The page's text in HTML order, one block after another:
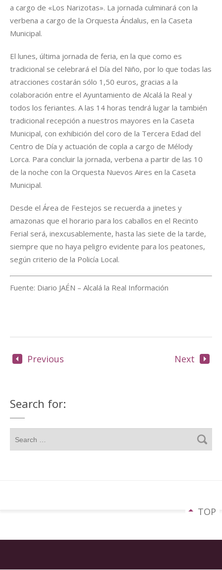
a cargo de «Los Narizotas». La jornada culminará con la
verbena a cargo de la Orquesta Ándalus, en la Caseta
Municipal.
El lunes, última jornada de feria, en la que como es
tradicional se celebrará el Día del Niño, por lo que todas las
atracciones costarán sólo 1,50 euros, gracias a la
colaboración entre el Ayuntamiento de Alcalá la Real y
todos los feriantes. A las 14 horas tendrá lugar la también
tradicional recepción a nuestros mayores en la Caseta
Municipal, con exhibición del coro de la Tercera Edad del
Centro de Día y actuación de copla a cargo de Mélody
Lorca. Para concluir la jornada, verbena a partir de las 10
de la noche con la Orquesta Nuevos Aires en la Caseta
Municipal.
Desde el Área de Festejos se recuerda a jinetes y
amazonas que el horario para los caballos en el Recinto
Ferial será, inexcusablemente, hasta las siete de la tarde,
siempre que no haya peligro evidente para los peatones,
según criterio de la Policía Local.
Fuente: Diario JAÉN – Alcalá la Real Información
Previous Next
Search for:
TOP